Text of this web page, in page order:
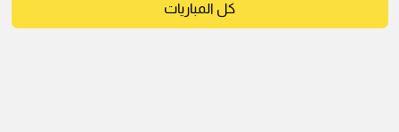
كل المباريات